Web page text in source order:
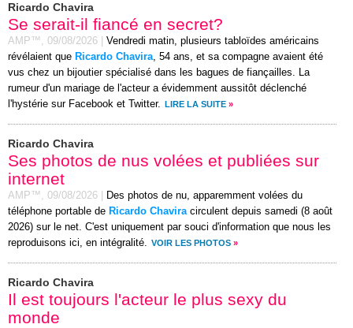
Ricardo Chavira
Se serait-il fiancé en secret?
AMP™, 09/08/2026
Vendredi matin, plusieurs tabloïdes américains
révélaient que Ricardo Chavira, 54 ans, et sa compagne avaient été
vus chez un bijoutier spécialisé dans les bagues de fiançailles. La
rumeur d'un mariage de l'acteur a évidemment aussitôt déclenché
l'hystérie sur Facebook et Twitter.
LIRE LA SUITE »
Ricardo Chavira
Ses photos de nus volées et publiées sur
internet
AMP™, 09/08/2026
Des photos de nu, apparemment volées du
téléphone portable de Ricardo Chaviracirculent depuis samedi (8 août
2026) sur le net. C'est uniquement par souci d'information que nous les
reproduisons ici, en intégralité. VOIR LES PHOTOS »
Ricardo Chavira
Il est toujours l'acteur le plus sexy du
monde